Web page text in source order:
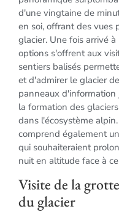
d'une vingtaine de
en soi, offrant des vues
glacier. Une fois arrivé
options s'offrent aux
sentiers balisés
et d'admirer le glacier
panneaux
la formation des
dans l'écosystème
comprend également
qui souhaiteraient
nuit en altitude face à
Visite de la
du glacier